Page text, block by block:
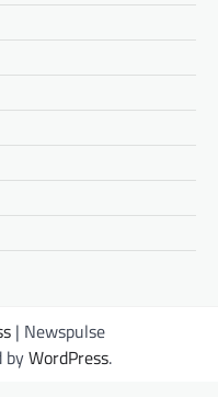
| Newspulse
byWordPress.